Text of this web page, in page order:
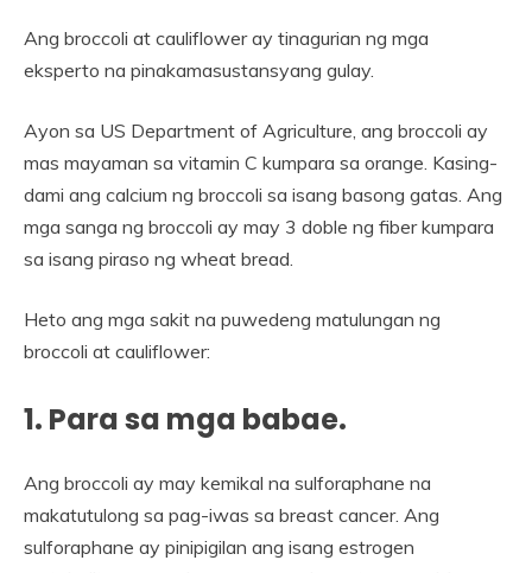
Ang broccoli at cauliflower ay tinagurian ng mga
eksperto na pinakamasustansyang gulay.
Ayon sa US Department of Agriculture, ang broccoli ay
mas mayaman sa vitamin C kumpara sa orange. Kasing-
dami ang calcium ng broccoli sa isang basong gatas. Ang
mga sanga ng broccoli ay may 3 doble ng fiber kumpara
sa isang piraso ng wheat bread.
Heto ang mga sakit na puwedeng matulungan ng
broccoli at cauliflower:
1. Para sa mga babae.
Ang broccoli ay may kemikal na sulforaphane na
makatutulong sa pag-iwas sa breast cancer. Ang
sulforaphane ay pinipigilan ang isang estrogen